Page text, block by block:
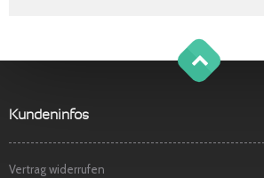
Claudia W.am08.09.2014
Marina S.am22.04.2014
g
o
t
o
o
Kundeninfos
Vertrag widerrufen